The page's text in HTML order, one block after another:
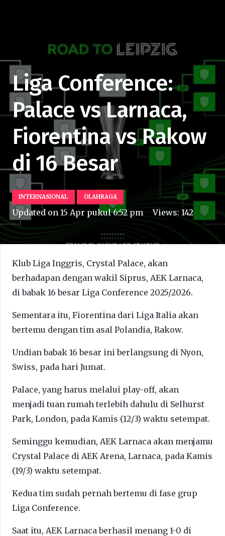
Liga Conference:
Palace vs Larnaca,
Fiorentina vs Rakow
di 16 Besar
INTERNASIONAL OLAHRAGA
Updated on 15 Apr pukul 6:52 pm Views:142
Klub Liga Inggris, Crystal Palace, akan
berhadapan dengan wakil Siprus, AEK Larnaca,
di babak 16 besar Liga Conference 2025/2026.
Sementara itu, Fiorentina dari Liga Italia akan
bertemu dengan tim asal Polandia, Rakow.
Undian babak 16 besar ini berlangsung di Nyon,
Swiss, pada hari Jumat.
Palace, yang harus melalui play-off, akan
menjadi tuan rumah terlebih dahulu di Selhurst
Park, London, pada Kamis (12/3) waktu setempat.
Seminggu kemudian, AEK Larnaca akan menjamu
Crystal Palace di AEK Arena, Larnaca, pada Kamis
(19/3) waktu setempat.
Kedua tim sudah pernah bertemu di fase grup
Liga Conference.
Saat itu, AEK Larnaca berhasil menang 1-0 di